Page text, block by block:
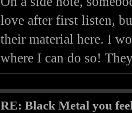
love after first listen,
their material here. I
where I can do so!
RE: Black Metal you